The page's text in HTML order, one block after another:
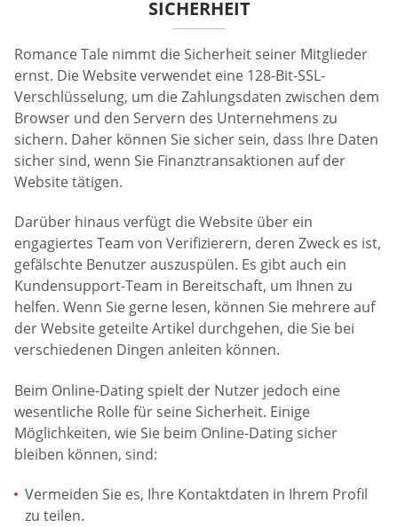
SICHERHEIT
Romance Tale nimmt die Sicherheit seiner Mitglieder
ernst. Die Website verwendet eine 128-Bit-SSL-
Verschlüsselung, um die Zahlungsdaten zwischen dem
Browser und den Servern des Unternehmens zu
sichern. Daher können Sie sicher sein, dass Ihre Daten
sicher sind, wenn Sie Finanztransaktionen auf der
Website tätigen.
Darüber hinaus verfügt die Website über ein
engagiertes Team von Verifizierern, deren Zweck es ist,
gefälschte Benutzer auszuspülen. Es gibt auch ein
Kundensupport-Team in Bereitschaft, um Ihnen zu
helfen. Wenn Sie gerne lesen, können Sie mehrere auf
der Website geteilte Artikel durchgehen, die Sie bei
verschiedenen Dingen anleiten können.
Beim Online-Dating spielt der Nutzer jedoch eine
wesentliche Rolle für seine Sicherheit. Einige
Möglichkeiten, wie Sie beim Online-Dating sicher
bleiben können, sind:
Vermeiden Sie es, Ihre Kontaktdaten in Ihrem Profil
zu teilen.